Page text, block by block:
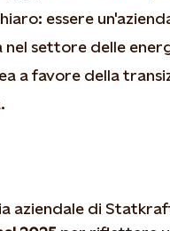
essere
settore delle
a favore della
aziendale di